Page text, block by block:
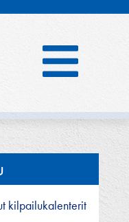
kilpailukalenterit